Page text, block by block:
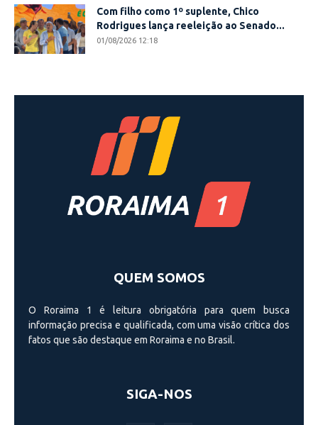
Com filho como 1º suplente, Chico
Rodrigues lança reeleição ao Senado...
01/08/2026 12:18
QUEM SOMOS
O Roraima 1 é leitura obrigatória para quem busca
informação precisa e qualificada, com uma visão crí­tica dos
fatos que são destaque em Roraima e no Brasil.
SIGA-NOS